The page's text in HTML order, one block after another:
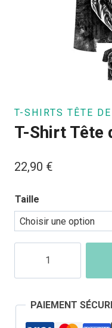
T-SHIRTS TÊTE
T-Shirt Tête
22,90 €
Taille
T-
TêtePAIEMENT